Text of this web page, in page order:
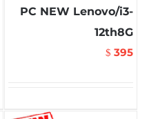
PC NEW Lenovo/i3-
12th8G
$ 395